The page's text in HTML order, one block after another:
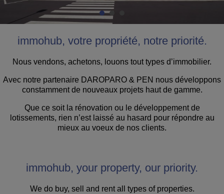
immohub, votre propriété, notre priorité.
Nous vendons, achetons, louons tout types d’immobilier.
Avec notre partenaire DAROPARO & PEN nous développons
constamment de nouveaux projets haut de gamme.
Que ce soit la rénovation ou le développement de
lotissements, rien n’est laissé au hasard pour répondre au
mieux au voeux de nos clients.
immohub, your property, our priority.
We do buy, sell and rent all types of properties.